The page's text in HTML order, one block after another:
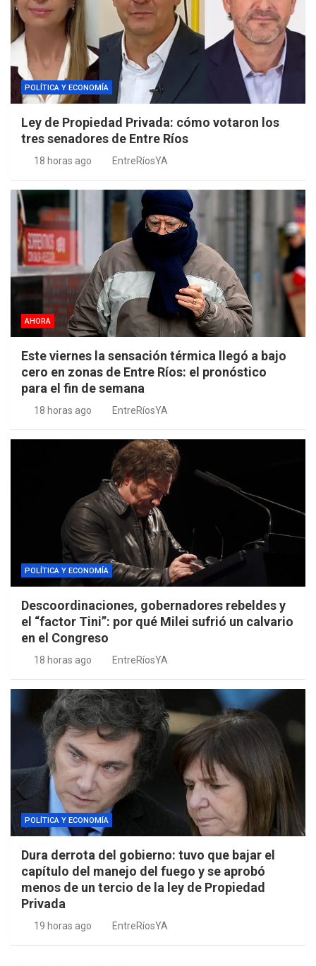
POLÍTICA Y ECONOMÍA
Ley de Propiedad Privada: cómo votaron los
tres senadores de Entre Ríos
18 horas ago EntreRíosYA
AHORA
Este viernes la sensación térmica llegó a bajo
cero en zonas de Entre Ríos: el pronóstico
para el fin de semana
18 horas ago EntreRíosYA
POLÍTICA Y ECONOMÍA
Descoordinaciones, gobernadores rebeldes y
el “factor Tini”: por qué Milei sufrió un calvario
en el Congreso
18 horas ago EntreRíosYA
POLÍTICA Y ECONOMÍA
Dura derrota del gobierno: tuvo que bajar el
capítulo del manejo del fuego y se aprobó
menos de un tercio de la ley de Propiedad
Privada
19 horas ago EntreRíosYA